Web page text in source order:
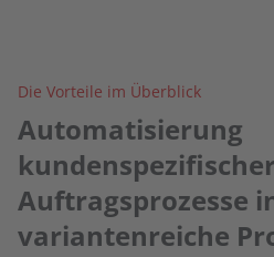
Die Vorteile im Überblick
Automatisierung
kundenspezifischer
Auftragsprozesse
variantenreiche